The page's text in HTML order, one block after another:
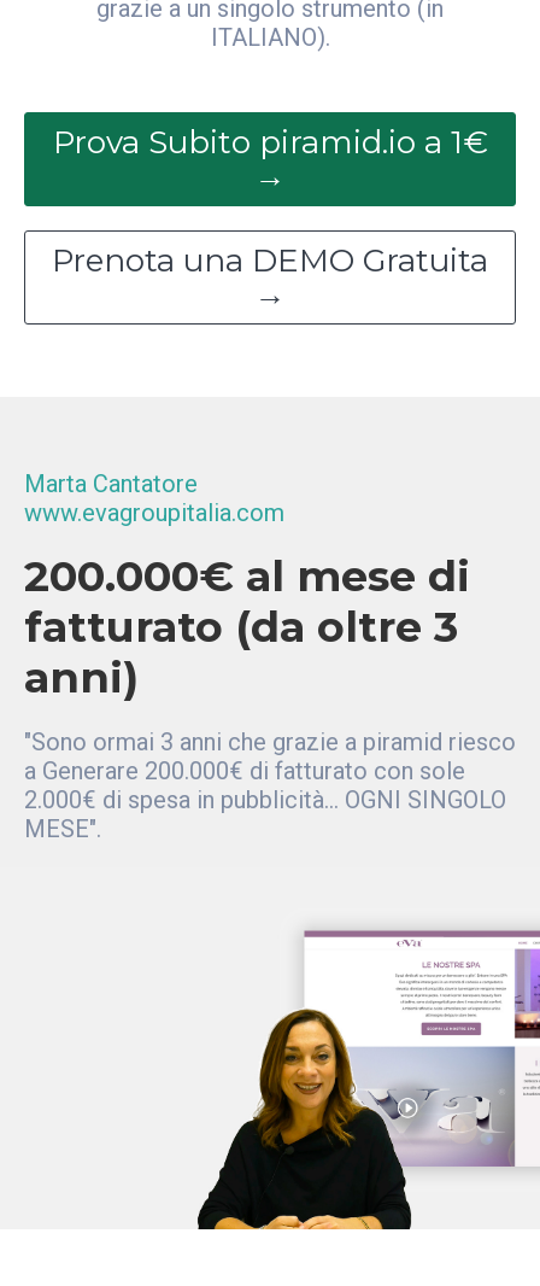
grazie a un singolo strumento (in
ITALIANO).
Prova Subito piramid.io a 1€
→
Prenota una DEMO Gratuita
→
Marta Cantatore
www.evagroupitalia.com
200.000€ al mese di
fatturato (da oltre 3
anni)
"Sono ormai 3 anni che grazie a piramid riesco
a Generare 200.000€ di fatturato con sole
2.000€ di spesa in pubblicità... OGNI SINGOLO
MESE".